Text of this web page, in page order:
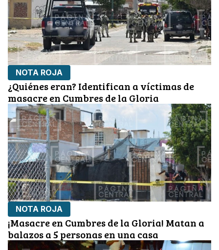
NOTA ROJA
¿Quiénes eran? Identifican a víctimas de
masacre en Cumbres de la Gloria
NOTA ROJA
¡Masacre en Cumbres de la Gloria! Matan a
balazos a 5 personas en una casa